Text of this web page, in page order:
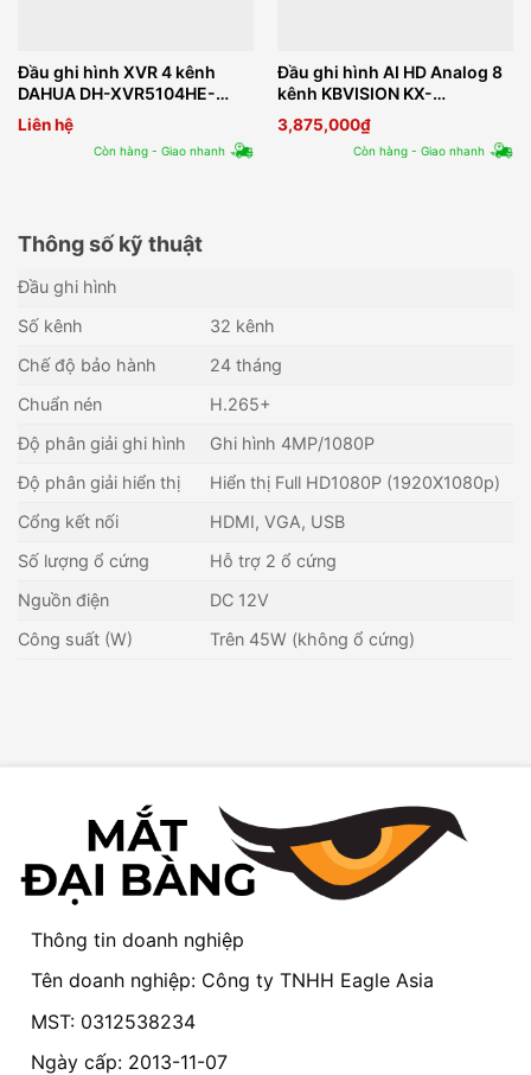
Đầu ghi hình XVR 4 kênh
DAHUA DH-XVR5104HE-
4KL-I3
Liên hệ
Còn hàng - Giao nhanh
Đầu ghi hình AI HD Analog 8
kênh KBVISION KX-
DAi2K8108H3
3,875,000₫
Còn hàng - Giao nhanh
Thông số kỹ thuật
Đầu ghi hình
Số kênh
32 kênh
Chế độ bảo hành
24 tháng
Chuẩn nén
H.265+
Độ phân giải ghi hình
Ghi hình 4MP/1080P
Độ phân giải hiển thị
Hiển thị Full HD1080P (1920X1080p)
Cổng kết nối
HDMI, VGA, USB
Số lượng ổ cứng
Hỗ trợ 2 ổ cứng
Nguồn điện
DC 12V
Công suất (W)
Trên 45W (không ổ cứng)
Thông tin doanh nghiệp
Tên doanh nghiệp: Công ty TNHH Eagle Asia
MST: 0312538234
Ngày cấp: 2013-11-07